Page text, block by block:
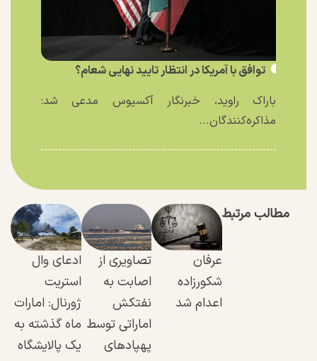
توافق با آمریکا در انتظار تایید نهایی شعام؟
باراک راوید، خبرنگار آکسیوس مدعی شد:
مذاکره‌کنندگان...
مطالب مرتبط
عرفان
شکورزاده
اعدام شد
تصاویری از
اصابت به
نفتکش
اماراتی توسط
پهپاد‌های
ادعای وال
استریت
ژورنال: امارات
ماه گذشته به
یک پالایشگاه